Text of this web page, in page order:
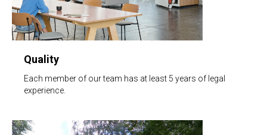
Quality
Each member of our team has at least 5 years of legal
experience.